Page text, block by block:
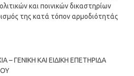
και ποινικών δικαστηρίων
της κατά τόπον αρμοδιότητάς
ΓΕΝΙΚΗ ΚΑΙ ΕΙΔΙΚΗ ΕΠΕΤΗΡΙΔΑ